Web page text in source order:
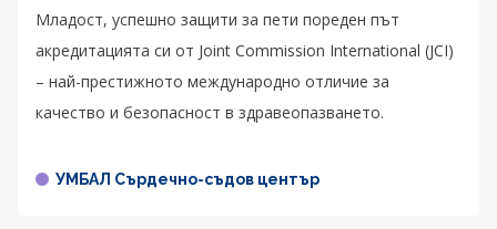
Младост, успешно защити за пети пореден път
акредитацията си от Joint Commission International (JCI)
– най-престижното международно отличие за
качество и безопасност в здравеопазването.
УМБАЛ Сърдечно-съдов център